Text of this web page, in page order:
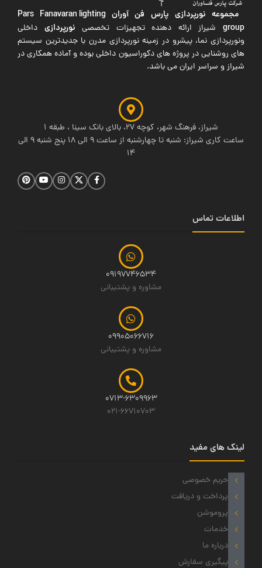
مجموعه نورپردازی پارس فن آوران Pars Fanavaran lighting
groupشیراز ارائه دهنده تجهیزات تخصصی نورپردازی داخلی
ونورپردازی نما، پیشرو در زمینه نورپردازی مدرن با جدیدترین سیستم
های روشنایی در پروژه های دکوراسیون داخلی بوده و آماده همکاری در
شیراز و سراسر ایران می باشد.
شیراز، فرهنگ شهر، کوچه 27، بالای بانک سینا ، طبقه 1
ساعت کاری شیراز: شنبه تا چهارشنبه از ساعت 9 الی 18 پنج شنبه 9 الی
14
اطلاعات تماس
09197746534
مشاوره و پشتیبانی
09905066716
مشاوره و پشتیبانی
0713-6309963
021-66710703
لینک های مفید
حریم خصوصی
پرداخت و دریافت
پروموشن
خدمات
درباره ما
پیگیری سفارش